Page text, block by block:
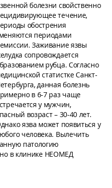
болезни свойственно
течение,
обострения
периодами
Заживание язвы
сопровождается
рубца. Согласно
статистке Санкт-
данная болезнь
в 6-7 раз чаще
у мужчин,
возраст – 30-40 лет.
язва может появиться у
человека. Вылечить
патологию
в клинике НЕОМЕД